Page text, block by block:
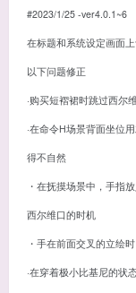
#2023/1/25 -ver4.0.1~6
在标题和系统设定画面上
以下问题修正
·购买短褶裙时跳过西尔
·在命令H场景背面坐位
得不自然
・在抚摸场景中，手指
西尔维口的时机
・手在前面交叉的立绘
·在穿着极小比基尼的状